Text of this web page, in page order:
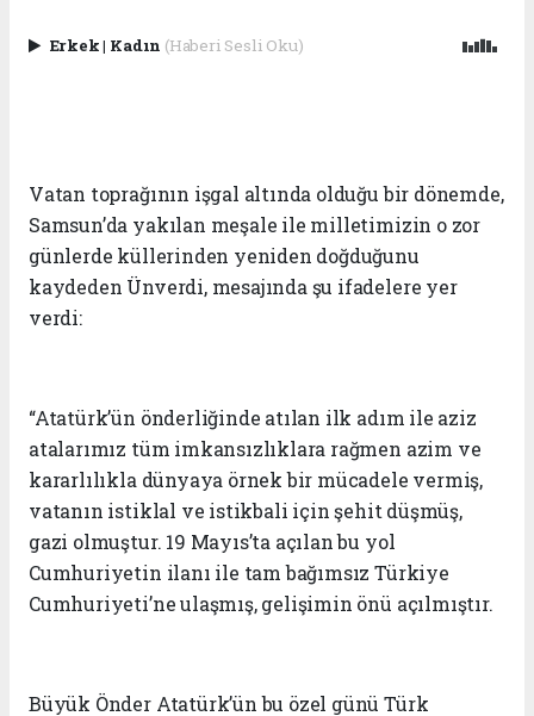
Erkek| Kadın (Haberi Sesli Oku)
Vatan toprağının işgal altında olduğu bir dönemde,
Samsun’da yakılan meşale ile milletimizin o zor
günlerde küllerinden yeniden doğduğunu
kaydeden Ünverdi, mesajında şu ifadelere yer
verdi:
“Atatürk’ün önderliğinde atılan ilk adım ile aziz
atalarımız tüm imkansızlıklara rağmen azim ve
kararlılıkla dünyaya örnek bir mücadele vermiş,
vatanın istiklal ve istikbali için şehit düşmüş,
gazi olmuştur. 19 Mayıs’ta açılan bu yol
Cumhuriyetin ilanı ile tam bağımsız Türkiye
Cumhuriyeti’ne ulaşmış, gelişimin önü açılmıştır.
Büyük Önder Atatürk’ün bu özel günü Türk